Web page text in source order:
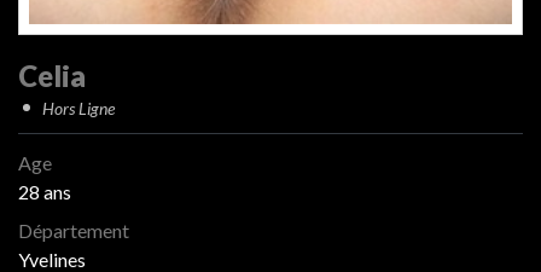
Celia
Hors Ligne
Age
28 ans
Département
Yvelines